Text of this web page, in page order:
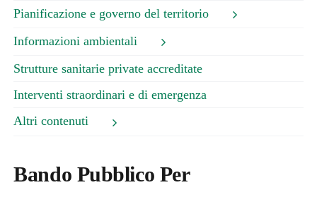
Pianificazione e governo del territorio
Informazioni ambientali
Strutture sanitarie private accreditate
Interventi straordinari e di emergenza
Altri contenuti
Bando Pubblico Per